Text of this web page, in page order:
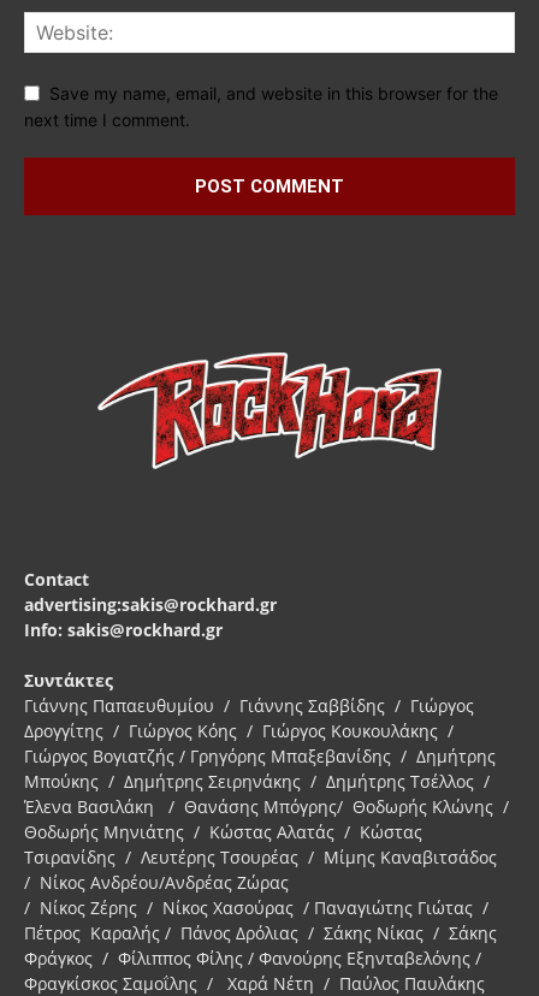
Save my name, email, and website in this browser for the
next time I comment.
Contact
advertising:sakis@rockhard.gr
Info: sakis@rockhard.gr
Συντάκτες
Γιάννης Παπαευθυμίου / Γιάννης Σαββίδης / Γιώργος
Δρογγίτης / Γιώργος Κόης / Γιώργος Κουκουλάκης /
Γιώργος Βογιατζής / Γρηγόρης Μπαξεβανίδης / Δημήτρης
Μπούκης / Δημήτρης Σειρηνάκης / Δημήτρης Τσέλλος /
Έλενα Βασιλάκη / Θανάσης Μπόγρης/ Θοδωρής Κλώνης /
Θοδωρής Μηνιάτης / Κώστας Αλατάς / Κώστας
Τσιρανίδης / Λευτέρης Τσουρέας / Μίμης Καναβιτσάδος
/ Νίκος Ανδρέου/Ανδρέας Ζώρας
/ Νίκος Ζέρης / Νίκος Χασούρας / Παναγιώτης Γιώτας /
Πέτρος Καραλής / Πάνος Δρόλιας / Σάκης Νίκας / Σάκης
Φράγκος / Φίλιππος Φίλης / Φανούρης Εξηνταβελόνης /
Φραγκίσκος Σαμοΐλης / Χαρά Νέτη / Παύλος Παυλάκης